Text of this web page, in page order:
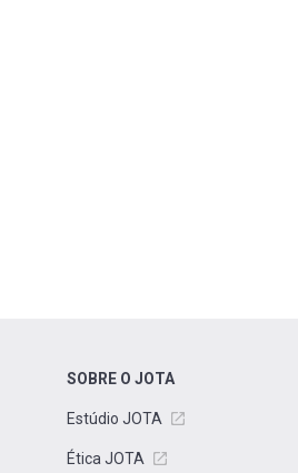
SOBRE O JOTA
Estúdio JOTA
Ética JOTA